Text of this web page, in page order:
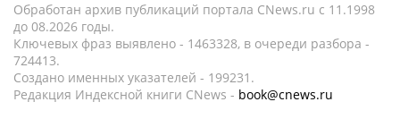
Обработан архив публикаций портала CNews.ru c 11.1998
до 08.2026 годы.
Ключевых фраз выявлено - 1463328, в очереди разбора -
724413.
Создано именных указателей - 199231.
Редакция Индексной книги CNews - book@cnews.ru